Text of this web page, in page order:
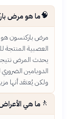
🧠ما هو مرض
مرض باركنسون هو
العصبية المنتجة
يحدث المرض
الدوبامين
ولكن يُعتقد أنها
🚶 ما هي